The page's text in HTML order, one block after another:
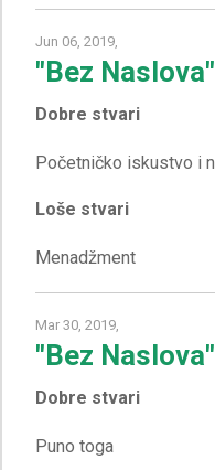
Jun 06, 2019,
"Bez Naslova"
Dobre stvari
Loše stvari
Mar 30, 2019,
"Bez Naslova"
Dobre stvari